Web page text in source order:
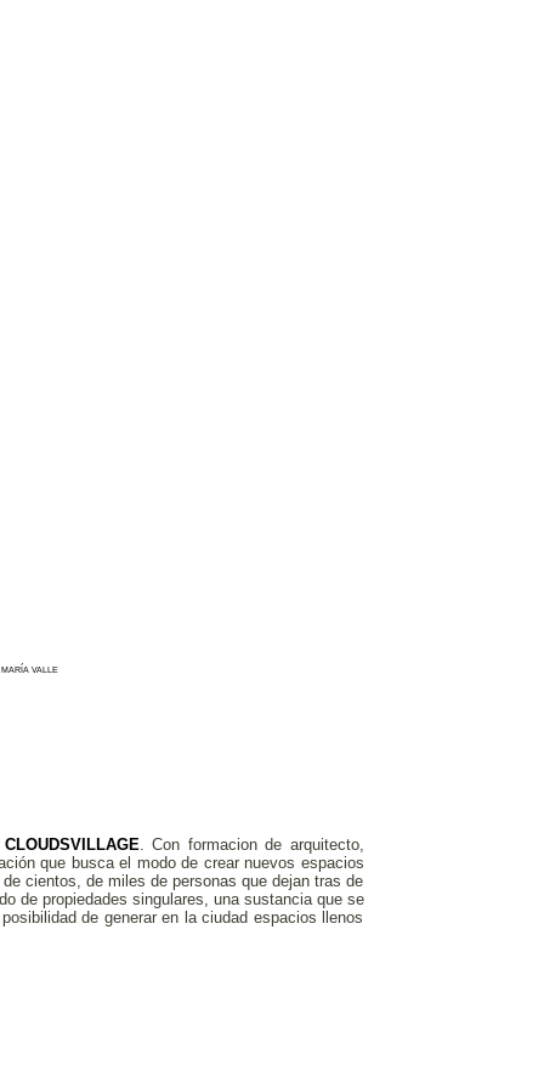
VALLE
CLOUDSVILLAGE. Con formacion de arquitecto,
que busca el modo de crear nuevos espacios
cientos, de miles de personas que dejan tras de
de propiedades singulares, una sustancia que se
de generar en la ciudad espacios llenos